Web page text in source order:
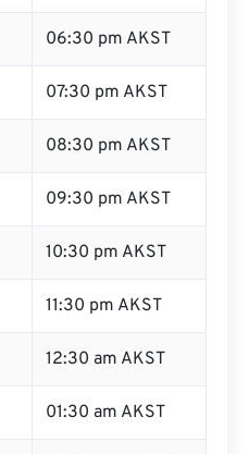
06:30 pm AKST
07:30 pm AKST
08:30 pm AKST
09:30 pm AKST
10:30 pm AKST
11:30 pm AKST
12:30 am AKST
01:30 am AKST